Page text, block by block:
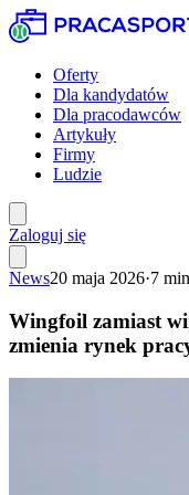
Oferty
Dla kandydatów
Dla pracodawców
Artykuły
Firmy
Ludzie
Zaloguj się
News20 maja 2026·7
Wingfoil zamiast
zmienia rynek